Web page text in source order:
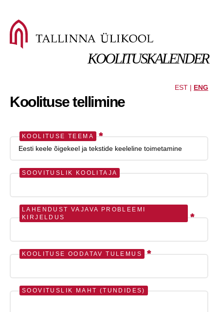
KOOLITUSKALENDER
EST | ENG
Koolituse tellimine
KOOLITUSE TEEMA *
SOOVITUSLIK KOOLITAJA
LAHENDUST VAJAVA PROBLEEMI
KIRJELDUS
*
KOOLITUSE OODATAV TULEMUS *
SOOVITUSLIK MAHT (TUNDIDES)